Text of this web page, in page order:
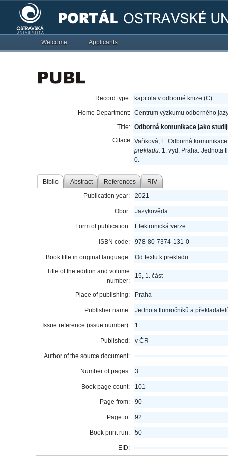
Welcome Applicants
Record type:
kapitola v odborné knize (C)
Home Department: Centrum výzkumu odborného
Title: Odborná komunikace jako
Citace
Vaňková, L. Odborná
prekladu. 1. vyd. Praha: Jednota
0.
Biblio Abstract References RIV
Publication year: 2021
Obor: Jazykověda
Form of publication: Elektronická verze
ISBN code: 978-80-7374-131-0
Book title in original language:
Od textu k prekladu
Title of the edition and volume
number:
15, 1. část
Place of publishing: Praha
Publisher name: Jednota tlumočníků a
Issue reference (issue number): 1.:
Published: v ČR
Author of the source document:
Number of pages: 3
Book page count: 101
Page from: 90
Page to: 92
Book print run: 50
EID: